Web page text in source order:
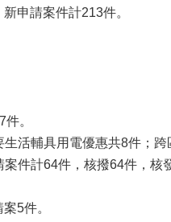
申請案件計213件。
。
活輔具用電優惠共8件；跨
件計64件，核撥64件，核
5件。